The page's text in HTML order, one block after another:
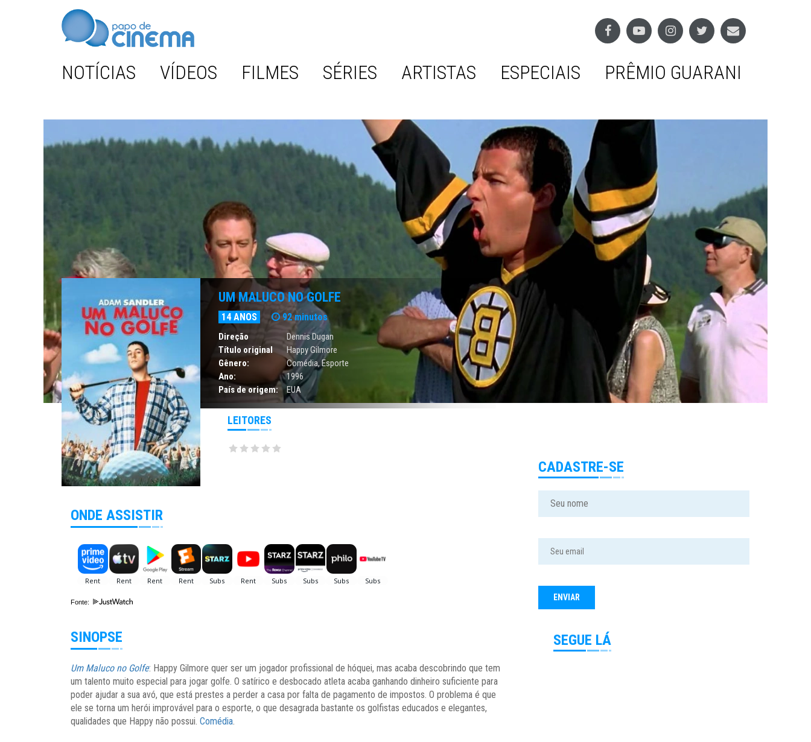
NOTÍCIAS VÍDEOS FILMES SÉRIES ARTISTAS ESPECIAIS PRÊMIO GUARANI
UM MALUCO NO GOLFE
14 ANOS 92 minutos
Direção
Dennis Dugan
Título original
Happy Gilmore
Gênero:
Comédia,Esporte
Ano:
1996
País de origem:
EUA
LEITORES
ONDE ASSISTIR
Fonte:
SINOPSE
Um Maluco no Golfe: Happy Gilmore quer ser um jogador profissional de hóquei, mas acaba descobrindo que tem
um talento muito especial para jogar golfe. O satírico e desbocado atleta acaba ganhando dinheiro suficiente para
poder ajudar a sua avó, que está prestes a perder a casa por falta de pagamento de impostos. O problema é que
ele se torna um herói improvável para o esporte, o que desagrada bastante os golfistas educados e elegantes,
qualidades que Happy não possui. Comédia.
CADASTRE-SE
SEGUE LÁ